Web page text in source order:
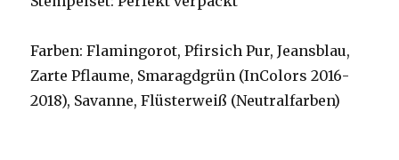
Farben: Flamingorot, Pfirsich Pur, Jeansblau,
Zarte Pflaume, Smaragdgrün (InColors 2016-
2018), Savanne, Flüsterweiß (Neutralfarben)